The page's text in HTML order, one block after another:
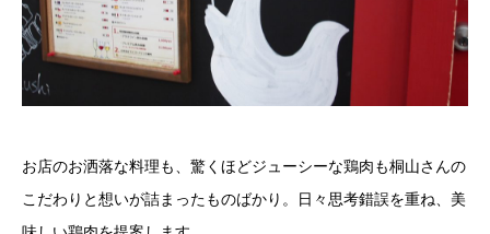
お店のお洒落な料理も、驚くほどジューシーな鶏肉も桐山さんの
こだわりと想いが詰まったものばかり。日々思考錯誤を重ね、美